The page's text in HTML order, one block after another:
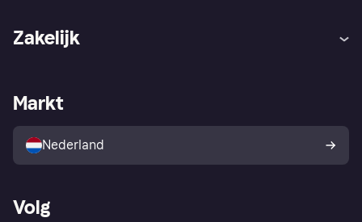
Winkeloverzicht
Kopersbescherming voor
consumenten
Zakelijk
Zakelijke login
Markt
Nederland
Volg